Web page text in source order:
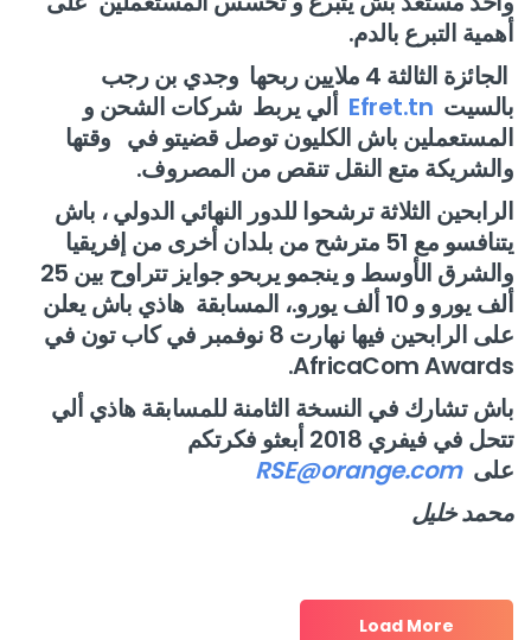
أهمية التبرع بالدم.
الجائزة الثالثة 4 ملايين ربحها وجدي بن رجب
بالسيت Efret.tn ألي يربط شركات الشحن و
المستعملين باش الكليون توصل قضيتو في وقتها
والشريكة متع النقل تنقص من المصروف.
الرابحين الثلاثة ترشحوا للدور النهائي الدولي ، باش
يتنافسو مع 51 مترشح من بلدان أخرى من
إفريقيا
والشرق الأوسط و ينجمو يربحو جوايز تتراوح بين 25
ألف يورو و 10 ألف يورو.، المسابقة هاذي باش يعلن
على الرابحين فيها نهارت 8 نوفمبر في كاب تون في
AfricaCom Awards.
باش تشارك في النسخة الثامنة للمسابقة هاذي ألي
تتحل في فيفري 2018 أبعثو فكرتكم
علىRSE@orange.com
محمد خليل
Load More